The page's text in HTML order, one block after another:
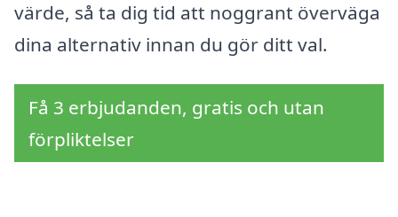
värde, så ta dig tid att noggrant överväga
dina alternativ innan du gör ditt val.
Få 3 erbjudanden, gratis och utan
förpliktelser